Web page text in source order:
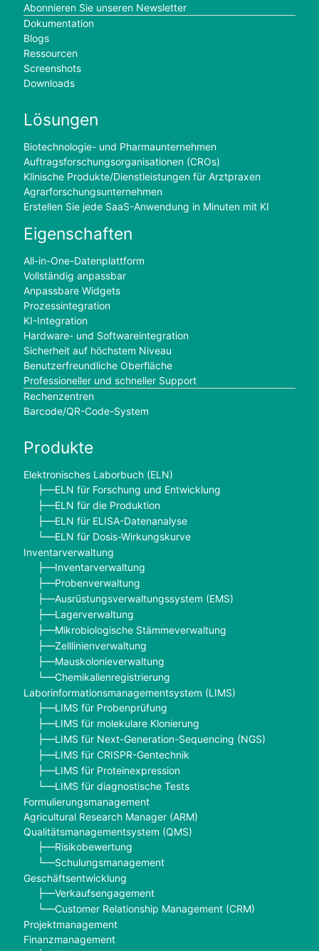
Abonnieren Sie unseren Newsletter
Dokumentation
Blogs
Ressourcen
Screenshots
Downloads
Lösungen
Biotechnologie- und Pharmaunternehmen
Auftragsforschungsorganisationen (CROs)
Klinische Produkte/Dienstleistungen für Arztpraxen
Agrarforschungsunternehmen
Erstellen Sie jede SaaS-Anwendung in Minuten mit KI
Eigenschaften
All-in-One-Datenplattform
Vollständig anpassbar
Anpassbare Widgets
Prozessintegration
KI-Integration
Hardware- und Softwareintegration
Sicherheit auf höchstem Niveau
Benutzerfreundliche Oberfläche
Professioneller und schneller Support
Rechenzentren
Barcode/QR-Code-System
Produkte
Elektronisches Laborbuch (ELN)
├──ELN für Forschung und Entwicklung
├──ELN für die Produktion
├──ELN für ELISA-Datenanalyse
└──ELN für Dosis-Wirkungskurve
Inventarverwaltung
├──Inventarverwaltung
├──Probenverwaltung
├──Ausrüstungsverwaltungssystem (EMS)
├──Lagerverwaltung
├──Mikrobiologische Stämmeverwaltung
├──Zelllinienverwaltung
├──Mauskolonieverwaltung
└──Chemikalienregistrierung
Laborinformationsmanagementsystem (LIMS)
├──LIMS für Probenprüfung
├──LIMS für molekulare Klonierung
├──LIMS für Next-Generation-Sequencing (NGS)
├──LIMS für CRISPR-Gentechnik
├──LIMS für Proteinexpression
└──LIMS für diagnostische Tests
Formulierungsmanagement
Agricultural Research Manager (ARM)
Qualitätsmanagementsystem (QMS)
├──Risikobewertung
└──Schulungsmanagement
Geschäftsentwicklung
├──Verkaufsengagement
└──Customer Relationship Management (CRM)
Projektmanagement
Finanzmanagement